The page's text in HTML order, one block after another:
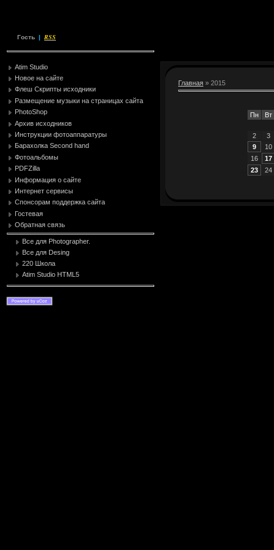
Гость | RSS
Atim Studio
Новое на сайте
Флеш Скрипты исходники
Размещение музыки на страницах сайта
PhotoShop
Архив исходников
Инструкции фотоаппаратуры
Барахолка Second hand
Фотоальбомы
PDFZilla
Информация о сайте
Интернет сервисы
Спонсорам поддержка сайта
Гостевая
Обратная связь
Все для Photographer.
Все для Desing
220 Школа
Atim Studio HTML5
Главная » 2015
Пн
Вт
2
3
9
10
16
17
23
24